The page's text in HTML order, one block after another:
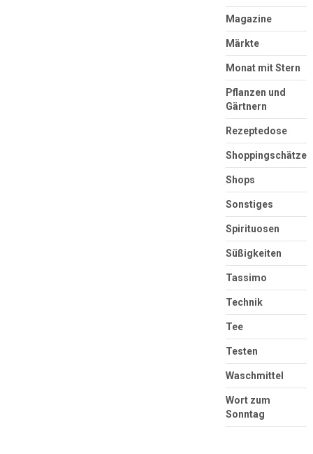
Magazine
Märkte
Monat mit Stern
Pflanzen und
Gärtnern
Rezeptedose
Shoppingschätze
Shops
Sonstiges
Spirituosen
Süßigkeiten
Tassimo
Technik
Tee
Testen
Waschmittel
Wort zum
Sonntag